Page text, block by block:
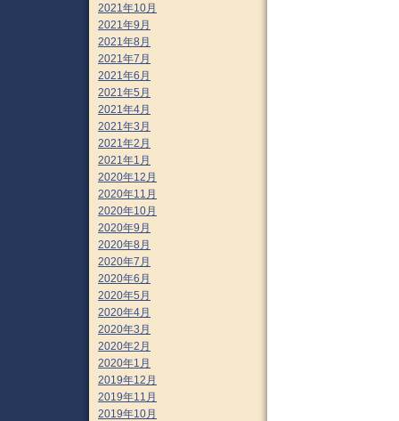
2021年10月
2021年9月
2021年8月
2021年7月
2021年6月
2021年5月
2021年4月
2021年3月
2021年2月
2021年1月
2020年12月
2020年11月
2020年10月
2020年9月
2020年8月
2020年7月
2020年6月
2020年5月
2020年4月
2020年3月
2020年2月
2020年1月
2019年12月
2019年11月
2019年10月